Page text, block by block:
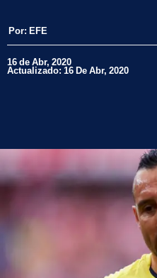
Por: EFE
16 de Abr, 2020
Actualizado: 16 De Abr, 2020